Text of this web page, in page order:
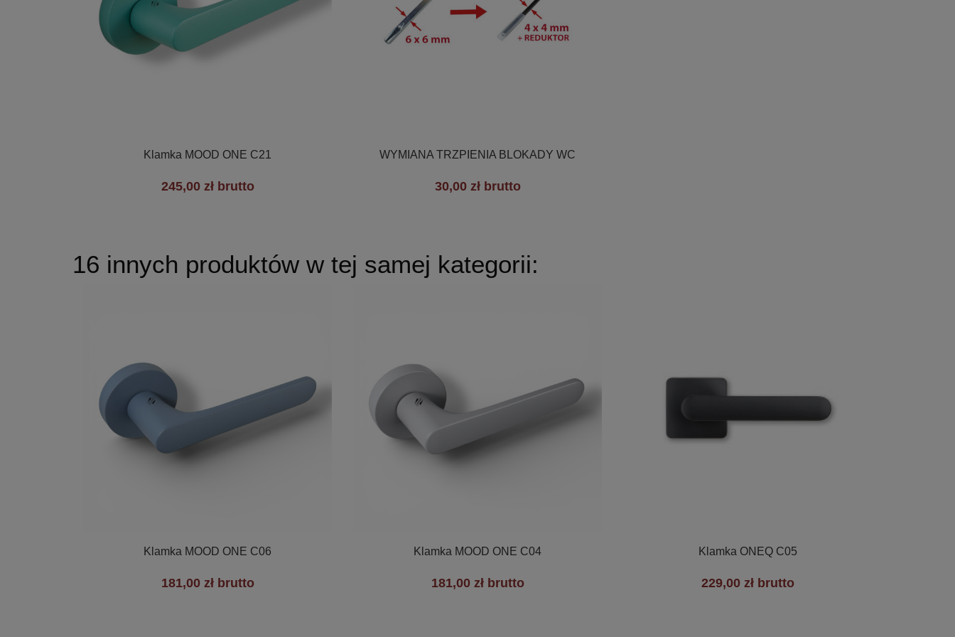
Szybki podgląd
Klamka MOOD ONE C21
245,00 zł brutto
Szybki podgląd
WYMIANA TRZPIENIA BLOKADY WC
30,00 zł brutto
16 innych produktów w tej samej kategorii:
Szybki podgląd
Klamka MOOD ONE C06
181,00 zł brutto
Szybki podgląd
Klamka MOOD ONE C04
181,00 zł brutto
Szybki podgląd
Klamka ONEQ C05
229,00 zł brutto